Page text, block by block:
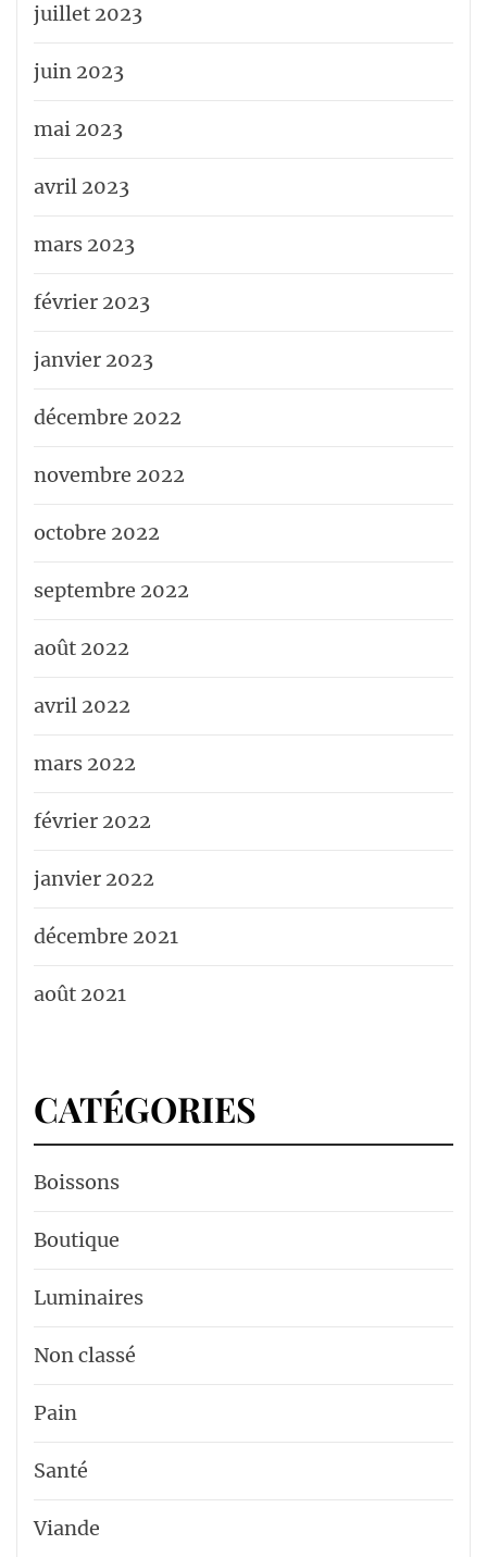
juillet 2023
juin 2023
mai 2023
avril 2023
mars 2023
février 2023
janvier 2023
décembre 2022
novembre 2022
octobre 2022
septembre 2022
août 2022
avril 2022
mars 2022
février 2022
janvier 2022
décembre 2021
août 2021
CATÉGORIES
Boissons
Boutique
Luminaires
Non classé
Pain
Santé
Viande